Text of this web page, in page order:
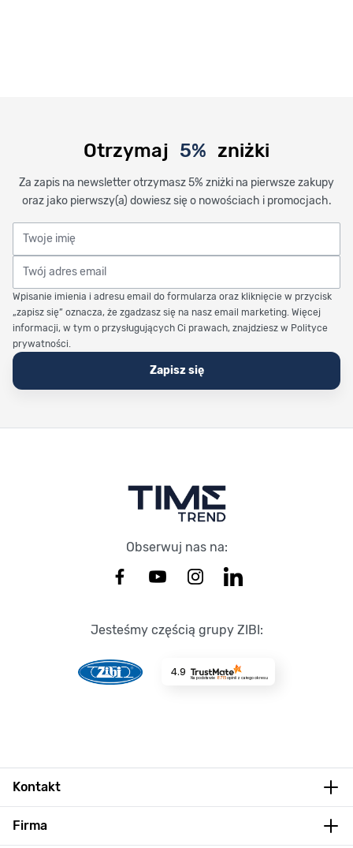
Otrzymaj 5% zniżki
Za zapis na newsletter otrzymasz 5% zniżki na pierwsze zakupy
oraz jako pierwszy(a) dowiesz się o nowościach i promocjach.
Twoje imię
Twój adres email
Wpisanie imienia i adresu email do formularza oraz kliknięcie w przycisk
„zapisz się” oznacza, że zgadzasz się na nasz email marketing. Więcej
informacji, w tym o przysługujących Ci prawach, znajdziesz w Polityce
prywatności.
Zapisz się
Obserwuj nas na:
Jesteśmy częścią grupy ZIBI:
4.9
Na podstawie 8715opinii z całego okresu
Kontakt
Firma